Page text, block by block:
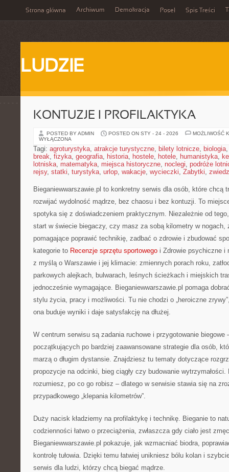
Strona główna Archiwum Demokracja Poseł Spis Treści
LUDZIE
KONTUZJE I PROFILAKTYKA
POSTED BY ADMIN POSTED ON STY - 24 - 2026
MOŻLIWOŚĆ
WYŁĄCZONA
Tagi: agroturystyka, atrakcje turystyczne, bilety lotnicze, biologia
break, fizyka, geografia, historia, hostele, hotele, humanistyka,
lotniska, matematyka, miejsca historyczne, noclegi, podróże
rejsy, statki, turystyka, urlop, wakacje, wycieczki, Zabytki,
Bieganiewwarszawie.pl to konkretny serwis dla osób, które chcą
rozwijać wydolność mądrze, bez chaosu i bez kontuzji. To
spotyka się z doświadczeniem praktycznym. Niezależnie od
start w świecie biegaczy, czy masz za sobą kilometry w nogach,
pomagające poprawić technikię, zadbać o zdrowie i zbudować
kategorie to Recenzje sprzętu sportowego i Zdrowie psychiczne i
z myślą o Warszawie i jej klimacie: zmiennych porach roku,
parkowych alejkach, bulwarach, leśnych ścieżkach i miejskich
jednocześnie wymagające. Bieganiewwarszawie.pl pomaga
stylu życia, pracy i możliwości. Tu nie chodzi o „heroiczne
ona buduje wyniki i daje satysfakcję na dłużej.
W centrum serwisu są zadania ruchowe i przygotowanie biegowe
początkujących po bardziej zaawansowane strategie dla osób,
marzą o długim dystansie. Znajdziesz tu tematy dotyczące
propozycje na odcinki, bieg ciągły czy budowanie
rozumiesz, po co go robisz – dlatego w serwisie stawia się na
przypadkowego „klepania kilometrów”.
Duży nacisk kładziemy na profilaktykę i technikę. Bieganie to
codzienności łatwo o przeciążenia, zwłaszcza gdy ciało jest
Bieganiewwarszawie.pl pokazuje, jak wzmacniać biodra,
kontrolę tułowia. Dzięki temu łatwiej unikniesz bólu kolan i
serwis dla ludzi, którzy chcą biegać mądrze.